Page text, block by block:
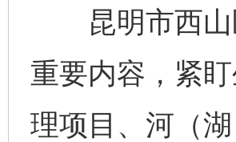
昆明市西山
重要内容，紧
理项目、河（